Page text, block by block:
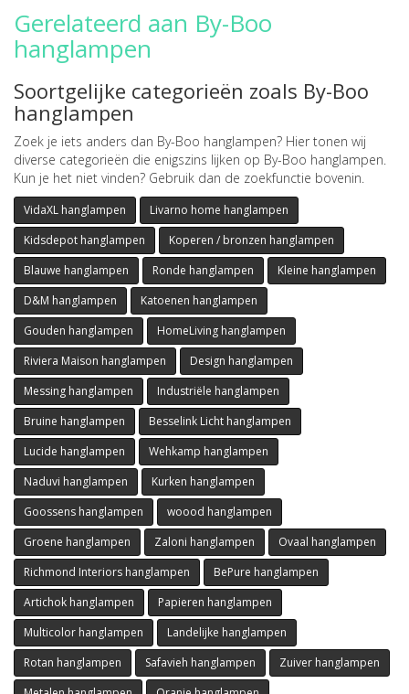
Gerelateerd aan By-Boo
hanglampen
Soortgelijke categorieën zoals By-Boo
hanglampen
Zoek je iets anders dan By-Boo hanglampen? Hier tonen wij
diverse categorieën die enigszins lijken op By-Boo hanglampen.
Kun je het niet vinden? Gebruik dan de zoekfunctie bovenin.
VidaXL hanglampen
Livarno home hanglampen
Kidsdepot hanglampen
Koperen / bronzen hanglampen
Blauwe hanglampen
Ronde hanglampen
Kleine hanglampen
D&M hanglampen
Katoenen hanglampen
Gouden hanglampen
HomeLiving hanglampen
Riviera Maison hanglampen
Design hanglampen
Messing hanglampen
Industriële hanglampen
Bruine hanglampen
Besselink Licht hanglampen
Lucide hanglampen
Wehkamp hanglampen
Naduvi hanglampen
Kurken hanglampen
Goossens hanglampen
woood hanglampen
Groene hanglampen
Zaloni hanglampen
Ovaal hanglampen
Richmond Interiors hanglampen
BePure hanglampen
Artichok hanglampen
Papieren hanglampen
Multicolor hanglampen
Landelijke hanglampen
Rotan hanglampen
Safavieh hanglampen
Zuiver hanglampen